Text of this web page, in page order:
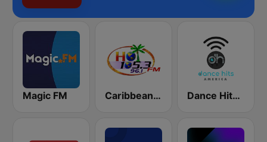
Magic FM Caribbean Hot FM Dance Hits America